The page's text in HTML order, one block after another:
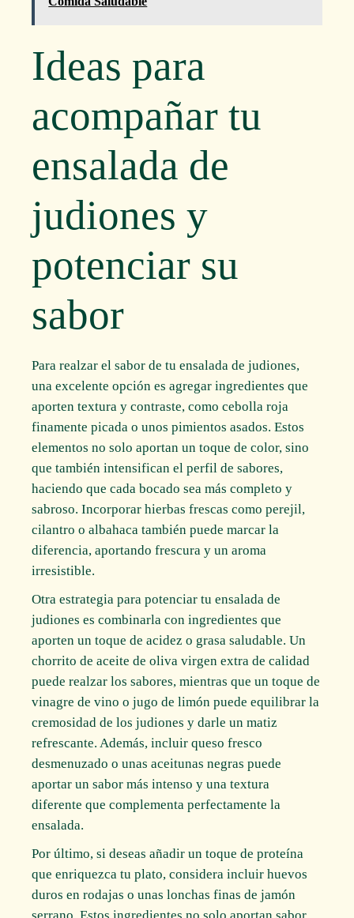
Ideas para
acompañar tu
ensalada de
judiones y
potenciar su
sabor
Para realzar el sabor de tu ensalada de judiones,
una excelente opción es agregar ingredientes que
aporten textura y contraste, como cebolla roja
finamente picada o unos pimientos asados. Estos
elementos no solo aportan un toque de color, sino
que también intensifican el perfil de sabores,
haciendo que cada bocado sea más completo y
sabroso. Incorporar hierbas frescas como perejil,
cilantro o albahaca también puede marcar la
diferencia, aportando frescura y un aroma
irresistible.
Otra estrategia para potenciar tu ensalada de
judiones es combinarla con ingredientes que
aporten un toque de acidez o grasa saludable. Un
chorrito de aceite de oliva virgen extra de calidad
puede realzar los sabores, mientras que un toque de
vinagre de vino o jugo de limón puede equilibrar la
cremosidad de los judiones y darle un matiz
refrescante. Además, incluir queso fresco
desmenuzado o unas aceitunas negras puede
aportar un sabor más intenso y una textura
diferente que complementa perfectamente la
ensalada.
Por último, si deseas añadir un toque de proteína
que enriquezca tu plato, considera incluir huevos
duros en rodajas o unas lonchas finas de jamón
serrano. Estos ingredientes no solo aportan sabor,